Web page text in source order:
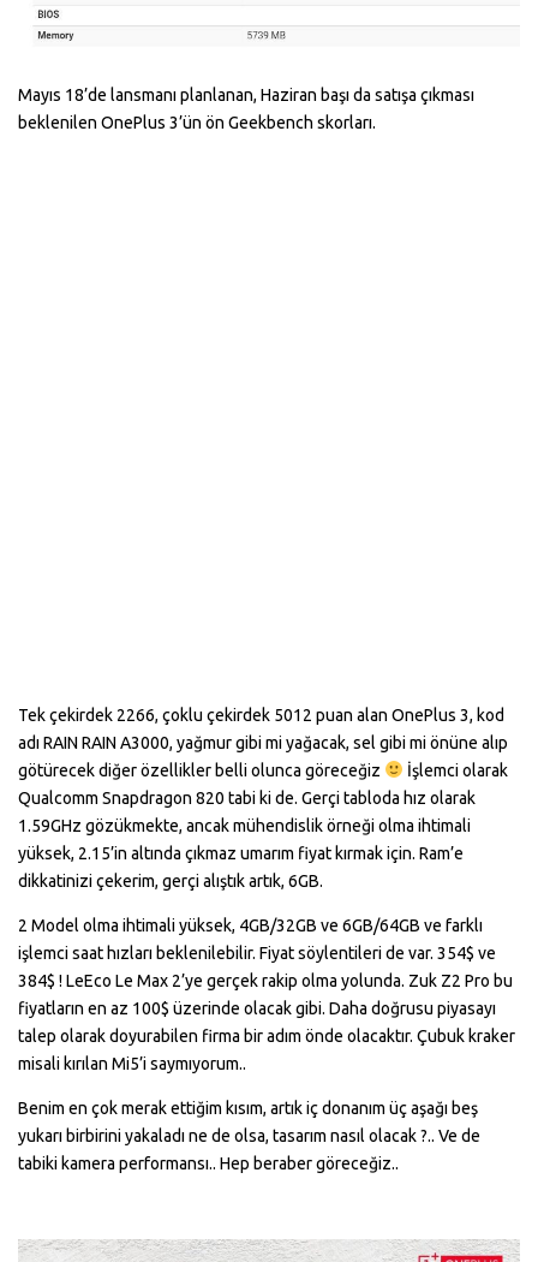
Mayıs 18’de lansmanı planlanan, Haziran başı da satışa çıkması
beklenilen OnePlus 3’ün ön Geekbench skorları.
Tek çekirdek 2266, çoklu çekirdek 5012 puan alan OnePlus 3, kod
adı RAIN RAIN A3000, yağmur gibi mi yağacak, sel gibi mi önüne alıp
götürecek diğer özellikler belli olunca göreceğiz
İşlemci olarak
Qualcomm Snapdragon 820 tabi ki de. Gerçi tabloda hız olarak
1.59GHz gözükmekte, ancak mühendislik örneği olma ihtimali
yüksek, 2.15’in altında çıkmaz umarım fiyat kırmak için. Ram’e
dikkatinizi çekerim, gerçi alıştık artık, 6GB.
2 Model olma ihtimali yüksek, 4GB/32GB ve 6GB/64GB ve farklı
işlemci saat hızları beklenilebilir. Fiyat söylentileri de var. 354$ ve
384$ ! LeEco Le Max 2’ye gerçek rakip olma yolunda. Zuk Z2 Pro bu
fiyatların en az 100$ üzerinde olacak gibi. Daha doğrusu piyasayı
talep olarak doyurabilen firma bir adım önde olacaktır. Çubuk kraker
misali kırılan Mi5’i saymıyorum..
Benim en çok merak ettiğim kısım, artık iç donanım üç aşağı beş
yukarı birbirini yakaladı ne de olsa, tasarım nasıl olacak ?.. Ve de
tabiki kamera performansı.. Hep beraber göreceğiz..